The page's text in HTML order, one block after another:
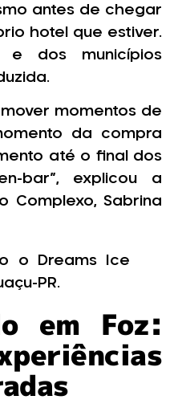
antes de chegar
hotel que estiver.
e dos municípios
momentos de
da compra
até o final dos
bar”, explicou a
Complexo, Sabrina
em Foz: